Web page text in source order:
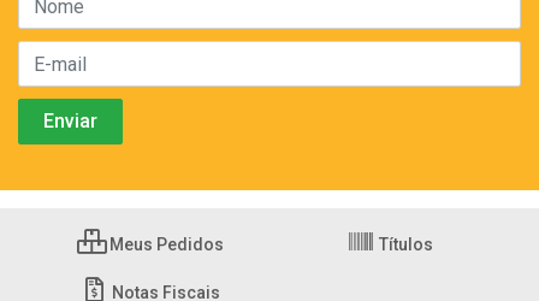
Meus Pedidos Títulos
Notas Fiscais